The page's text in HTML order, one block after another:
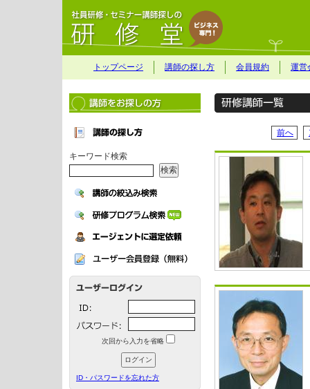
トップページ 講師の探し方 会員規約 運営
キーワード検索
次回から入力を省略
ID・パスワードを忘れた方
前へ